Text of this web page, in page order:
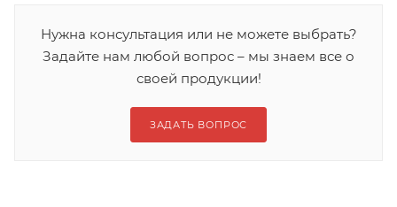
Нужна консультация или не можете выбрать?
Задайте нам любой вопрос – мы знаем все о
своей продукции!
ЗАДАТЬ ВОПРОС